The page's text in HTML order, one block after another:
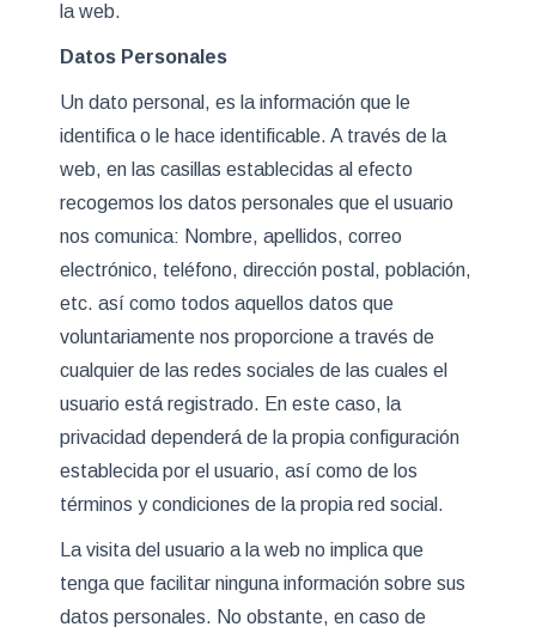
la web.
Datos Personales
Un dato personal, es la información que le
identifica o le hace identificable. A través de la
web, en las casillas establecidas al efecto
recogemos los datos personales que el usuario
nos comunica: Nombre, apellidos, correo
electrónico, teléfono, dirección postal, población,
etc. así como todos aquellos datos que
voluntariamente nos proporcione a través de
cualquier de las redes sociales de las cuales el
usuario está registrado. En este caso, la
privacidad dependerá de la propia configuración
establecida por el usuario, así como de los
términos y condiciones de la propia red social.
La visita del usuario a la web no implica que
tenga que facilitar ninguna información sobre sus
datos personales. No obstante, en caso de